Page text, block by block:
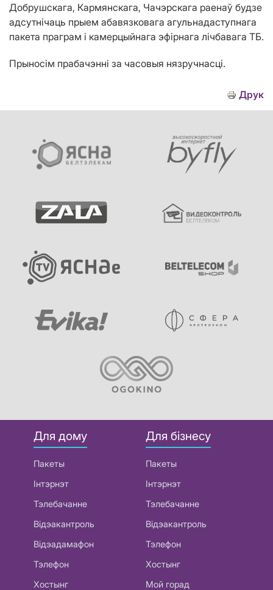
Добрушскага, Кармянскага, Чачэрскага раенаў будзе
адсутнічаць прыем абавязковага агульнадаступнага
пакета праграм і камерцыйнага эфірнага лічбавага ТБ.
Прыносім прабачэнні за часовыя нязручнасці.
Друк
Для дому
Пакеты
Інтэрнэт
Тэлебачанне
Відэакантроль
Відэадамафон
Тэлефон
Хостынг
Для бізнесу
Пакеты
Інтэрнэт
Тэлебачанне
Відэакантроль
Тэлефон
Хостынг
Мой горад